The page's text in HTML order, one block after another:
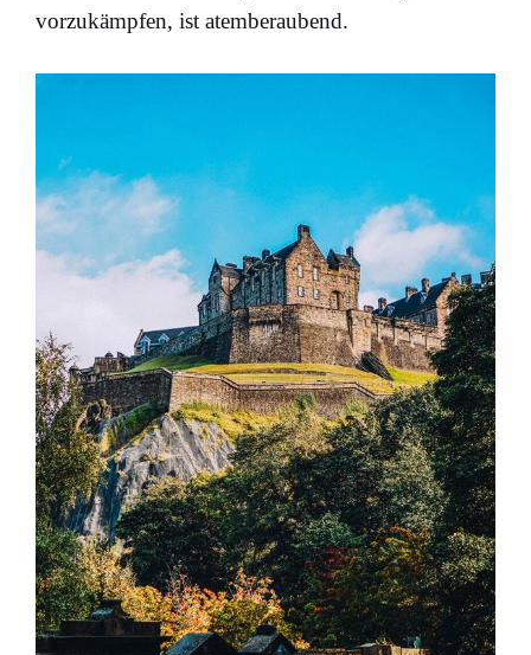
vorzukämpfen, ist atemberaubend.